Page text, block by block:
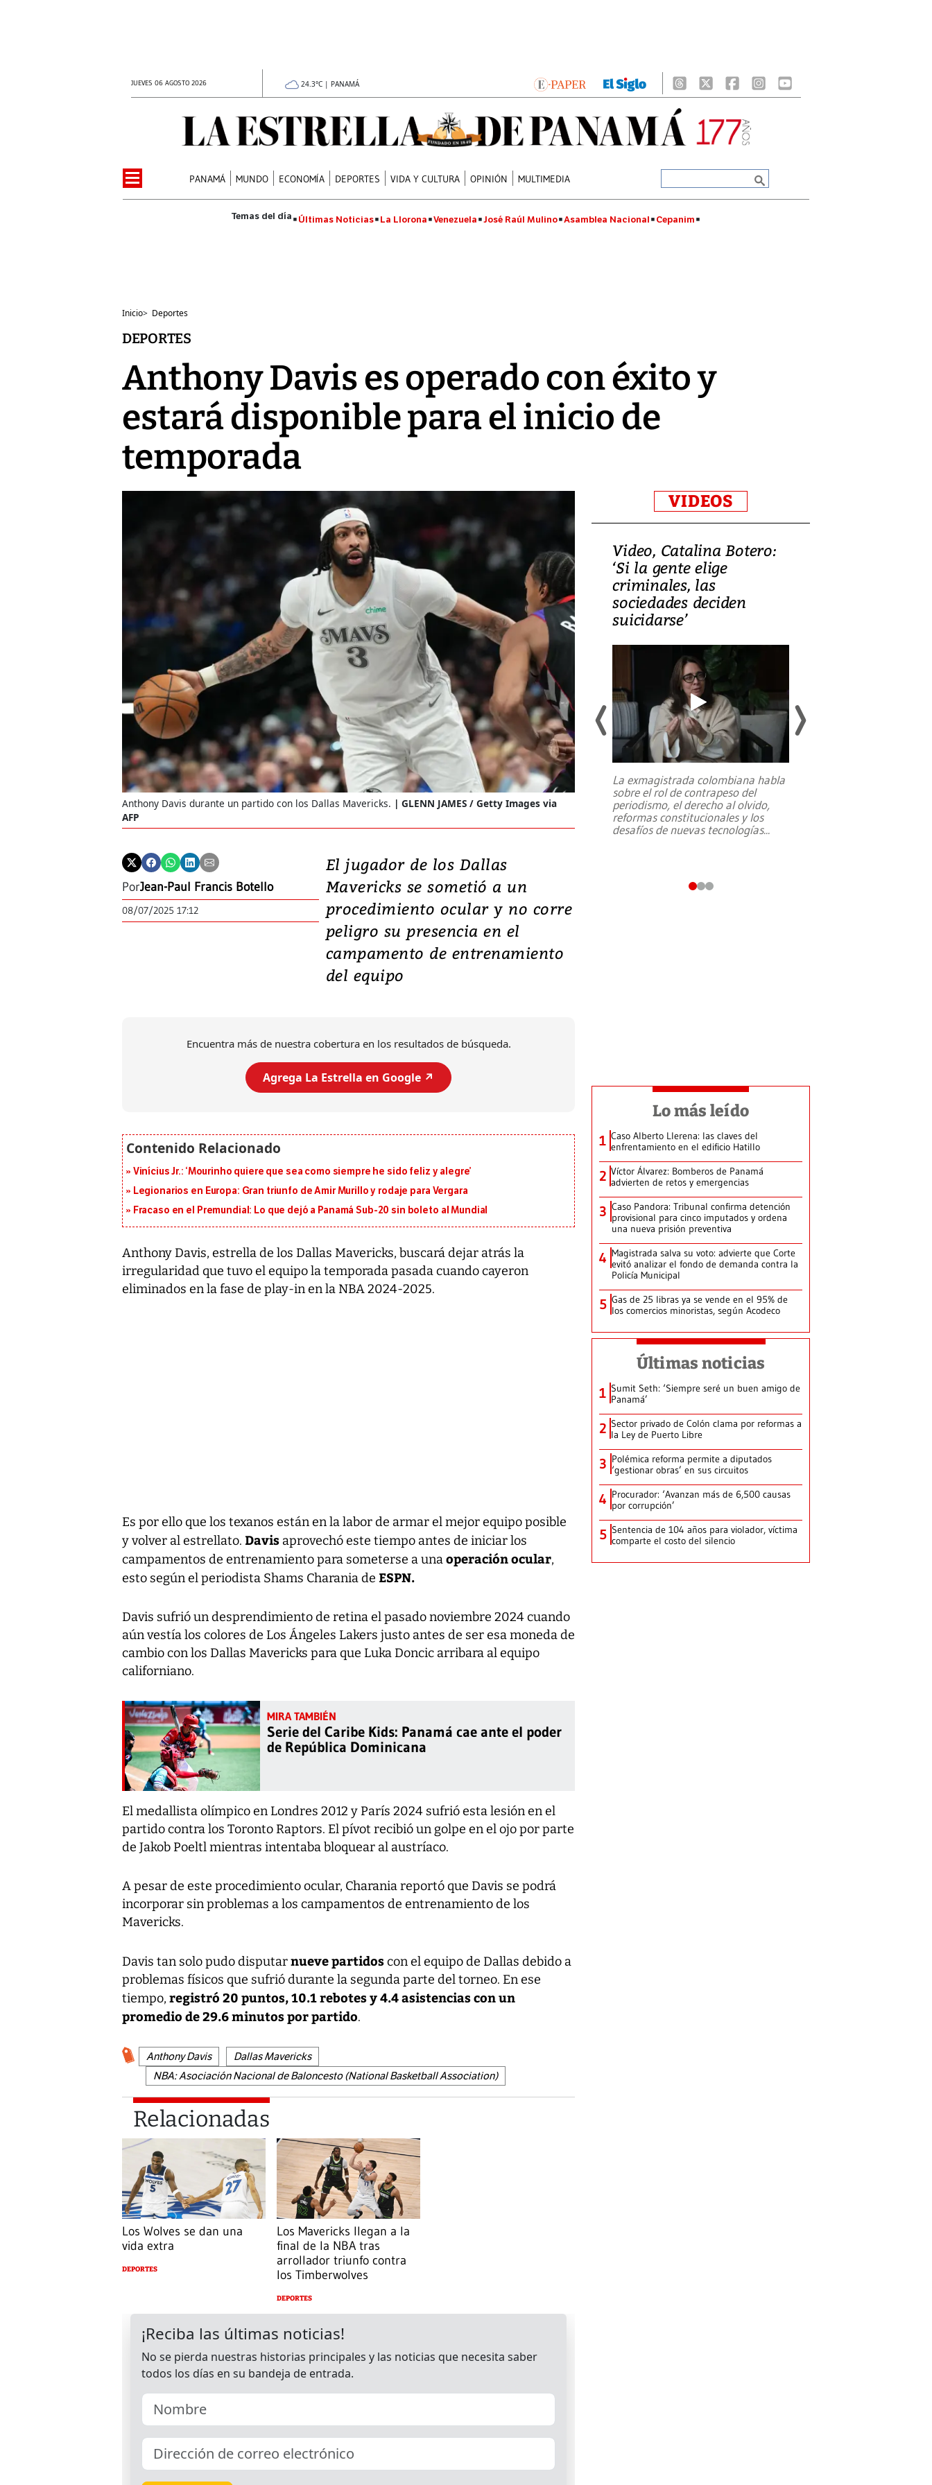
JUEVES 06 AGOSTO 2026 24.3°C | PANAMÁ
PANAMÁ MUNDO ECONOMÍA DEPORTES VIDA Y CULTURA OPINIÓN MULTIMEDIA
Últimas Noticias La Llorona Venezuela José Raúl Mulino Asamblea Nacional Cepanim
Inicio> Deportes
DEPORTES
Anthony Davis es operado con éxito y
estará disponible para el inicio de
temporada
Anthony Davis durante un partido con los Dallas Mavericks.
GLENN JAMES / Getty Images via
AFP
PorJean-Paul Francis Botello
08/07/2025 17:12
El jugador de los Dallas
Mavericks se sometió a un
procedimiento ocular y no corre
peligro su presencia en el
campamento de entrenamiento
del equipo
Encuentra más de nuestra cobertura en los resultados de búsqueda.
Agrega La Estrella en Google ↗️
Vinícius Jr.: ‘Mourinho quiere que sea como siempre he sido feliz y alegre’
Legionarios en Europa: Gran triunfo de Amir Murillo y rodaje para Vergara
Fracaso en el Premundial: Lo que dejó a Panamá Sub-20 sin boleto al Mundial
Anthony Davis, estrella de los Dallas Mavericks, buscará dejar atrás la
irregularidad que tuvo el equipo la temporada pasada cuando cayeron
eliminados en la fase de play-in en la NBA 2024-2025.
Es por ello que los texanos están en la labor de armar el mejor equipo posible
y volver al estrellato. Davis aprovechó este tiempo antes de iniciar los
campamentos de entrenamiento para someterse a unaoperación ocular,
esto según el periodista Shams Charania de ESPN.
Davis sufrió un desprendimiento de retina el pasado noviembre 2024 cuando
aún vestía los colores de Los Ángeles Lakers justo antes de ser esa moneda de
cambio con los Dallas Mavericks para que Luka Doncic arribara al equipo
californiano.
Serie del Caribe Kids: Panamá cae ante el poder
de República Dominicana
El medallista olímpico en Londres 2012 y París 2024 sufrió esta lesión en el
partido contra los Toronto Raptors. El pívot recibió un golpe en el ojo por parte
de Jakob Poeltl mientras intentaba bloquear al austríaco.
A pesar de este procedimiento ocular, Charania reportó que Davis se podrá
incorporar sin problemas a los campamentos de entrenamiento de los
Mavericks.
Davis tan solo pudo disputarnueve partidoscon el equipo de Dallas debido a
problemas físicos que sufrió durante la segunda parte del torneo. En ese
tiempo, registró 20 puntos, 10.1 rebotes y 4.4 asistencias con un
promedio de 29.6 minutos por partido.
Anthony Davis
Dallas Mavericks
NBA: Asociación Nacional de Baloncesto (National Basketball Association)
Relacionadas
Los Wolves se dan una
vida extra
DEPORTES
Los Mavericks llegan a la
final de la NBA tras
arrollador triunfo contra
los Timberwolves
DEPORTES
VIDEOS
Video, Japón: Terremoto
deja heridos y graves
daños en Kumamoto
Un fuerte terremoto de magnitud
7,1 se registró este martes 28 de
julio en la prefectura de Kumamoto,
al sur de Japón, provocando una
emergencia de gran...
Video, Catalina Botero:
‘Si la gente elige
criminales, las
sociedades deciden
suicidarse’
La exmagistrada colombiana habla
sobre el rol de contrapeso del
periodismo, el derecho al olvido,
reformas constitucionales y los
desafíos de nuevas tecnologías...
Lo más leído
1 Caso Alberto Llerena: las claves del
enfrentamiento en el edificio Hatillo
2 Víctor Álvarez: Bomberos de Panamá
advierten de retos y emergencias
3 Caso Pandora: Tribunal confirma detención
provisional para cinco imputados y ordena
una nueva prisión preventiva
4 Magistrada salva su voto: advierte que Corte
evitó analizar el fondo de demanda contra la
Policía Municipal
5 Gas de 25 libras ya se vende en el 95% de
los comercios minoristas, según Acodeco
Últimas noticias
1 Sumit Seth: ‘Siempre seré un buen amigo de
Panamá’
2 Sector privado de Colón clama por reformas a
la Ley de Puerto Libre
3 Polémica reforma permite a diputados
‘gestionar obras’ en sus circuitos
4 Procurador: ‘Avanzan más de 6,500 causas
por corrupción’
5 Sentencia de 104 años para violador, víctima
comparte el costo del silencio